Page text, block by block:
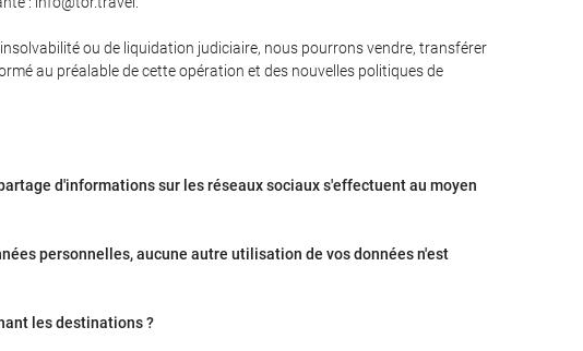
ou de liquidation judiciaire, nous pourrons vendre, transférer
au préalable de cette opération et des nouvelles politiques de
d'informations sur les réseaux sociaux s'effectuent au moyen
personnelles, aucune autre utilisation de vos données n'est
les destinations ?